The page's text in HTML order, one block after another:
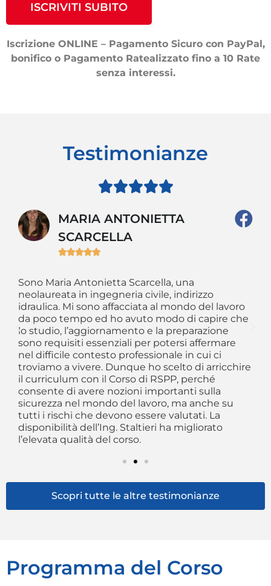
ISCRIVITI SUBITO
Iscrizione ONLINE – Pagamento Sicuro con PayPal,
bonifico o Pagamento Ratealizzato fino a 10 Rate
senza interessi.
Testimonianze

MARIA ANTONIETTA
SCARCELLA

Sono Maria Antonietta Scarcella, una
neolaureata in ingegneria civile, indirizzo
idraulica. Mi sono affacciata al mondo del lavoro
da poco tempo ed ho avuto modo di capire che
lo studio, l’aggiornamento e la preparazione
sono requisiti essenziali per potersi affermare
nel difficile contesto professionale in cui ci
troviamo a vivere. Dunque ho scelto di arricchire
il curriculum con il Corso di RSPP, perché
consente di avere nozioni importanti sulla
sicurezza nel mondo del lavoro, ma anche su
tutti i rischi che devono essere valutati. La
disponibilità dell’Ing. Staltieri ha migliorato
l’elevata qualità del corso.
Scopri tutte le altre testimonianze
Programma del Corso